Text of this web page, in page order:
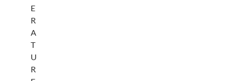
E
R
A
T
U
R